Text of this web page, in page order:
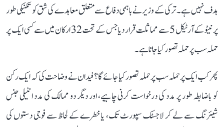
ہدف نہیں ہے۔ ترکی کے وزیر نے باہمی دفاع سے متعلق معاہدے کی شق کو تکنیکی طور
پر نیٹو کے آرٹیکل 5 سے مماثلت قرار دیا جس کے تحت 32 ارکان میں سے کسی ایک پر
حملہ سب پر حملہ تصور کیا جاتا ہے۔
پھر کب ایک پر حملہ سب پر حملہ تصور کیا جائے گا؟ فیدان نے وضاحت کی کہ ایک رکن
کو باضابطہ طور پر مدد کی درخواست کرنی چاہیے، اور دیگر دو ممالک کی مدد انٹیلی جنس
شیئرنگ سے لے کر لاجسٹک سپورٹ تک، یا خطرے کے لحاظ سے فوجی دستوں کی